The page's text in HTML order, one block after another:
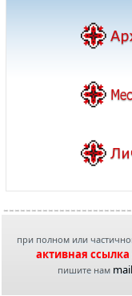
при полном или
активная ссылка
пишите нам